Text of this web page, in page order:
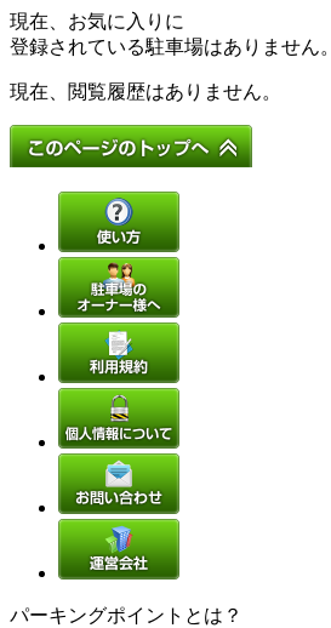
現在、お気に入りに
登録されている駐車場はありません。
現在、閲覧履歴はありません。
パーキングポイントとは？